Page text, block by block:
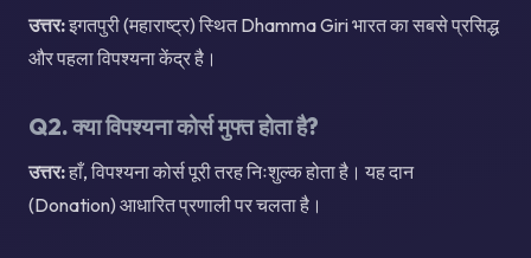
उत्तर:इगतपुरी (महाराष्ट्र) स्थित Dhamma Giri भारत का सबसे प्रसिद्ध
और पहला विपश्यना केंद्र है।
Q2. क्या विपश्यना कोर्स मुफ्त होता है?
उत्तर:हाँ, विपश्यना कोर्स पूरी तरह निःशुल्क होता है। यह दान
(Donation) आधारित प्रणाली पर चलता है।